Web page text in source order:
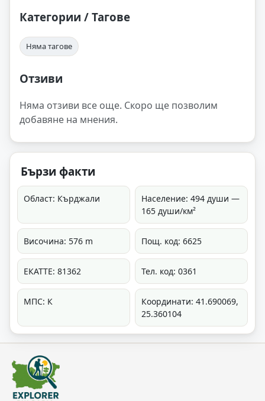
Категории / Тагове
Няма тагове
Отзиви
Няма отзиви все още. Скоро ще позволим
добавяне на мнения.
Бързи факти
Област: Кърджали
Население: 494 души —
165 души/км²
Височина: 576 m Пощ. код: 6625
ЕКАТТЕ: 81362 Тел. код: 0361
МПС: К
Координати: 41.690069,
25.360104